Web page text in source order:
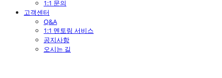
1:1 문의
고객센터
Q&A
1:1 멘토링 서비스
공지사항
오시는 길